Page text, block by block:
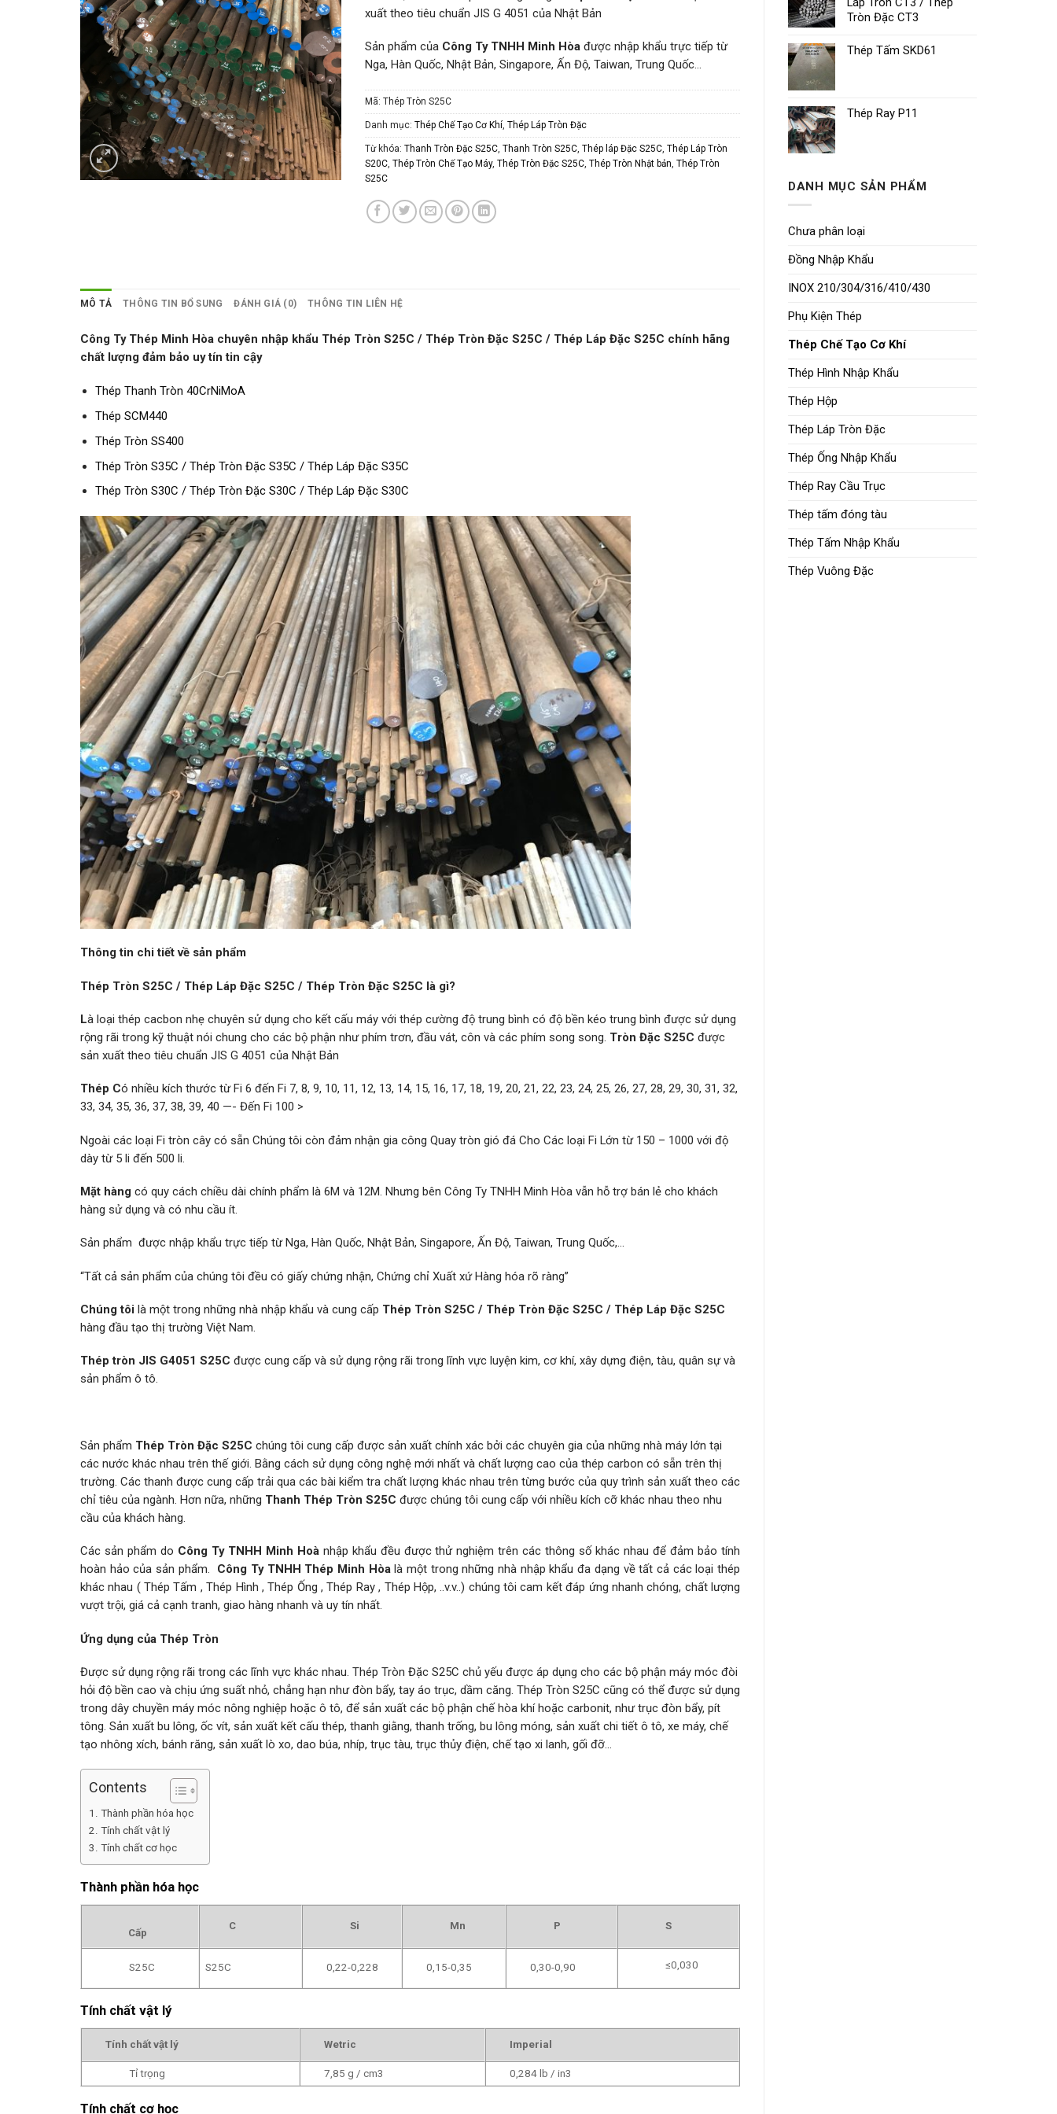
Tròn Đặc CT3
Thép Tấm SKD61
Thép Ray P11
DANH MỤC SẢN PHẨM
Chưa phân loại
Đồng Nhập Khẩu
INOX 210/304/316/410/430
Phụ Kiện Thép
Thép Chế Tạo Cơ Khí
Thép Hình Nhập Khẩu
Thép Hộp
Thép Láp Tròn Đặc
Thép Ống Nhập Khẩu
Thép Ray Cầu Trục
Thép tấm đóng tàu
Thép Tấm Nhập Khẩu
Thép Vuông Đặc
xuất theo tiêu chuẩn JIS G 4051 của Nhật Bản
Sản phẩm của Công Ty TNHH Minh Hòa được nhập khẩu trực tiếp từ
Nga, Hàn Quốc, Nhật Bản, Singapore, Ấn Độ, Taiwan, Trung Quốc…
Mã:Thép Tròn S25C
Danh mục:Thép Chế Tạo Cơ Khí ,Thép Láp Tròn Đặc
Từ khóa:Thanh Tròn Đặc S25C ,Thanh Tròn S25C ,Thép láp Đặc S25C ,Thép Láp Tròn
S20C ,Thép Tròn Chế Tạo Máy,Thép Tròn Đặc S25C ,Thép Tròn Nhật bản ,Thép Tròn
S25C
MÔ TẢ THÔNG TIN BỔ SUNG ĐÁNH GIÁ (0) THÔNG TIN LIÊN HỆ
Công Ty Thép Minh Hòa chuyên nhập khẩu Thép Tròn S25C / Thép Tròn Đặc S25C / Thép Láp Đặc S25C chính hãng
chất lượng đảm bảo uy tín tin cậy
Thép Thanh Tròn 40CrNiMoA
Thép SCM440
Thép Tròn SS400
Thép Tròn S35C / Thép Tròn Đặc S35C / Thép Láp Đặc S35C
Thép Tròn S30C / Thép Tròn Đặc S30C / Thép Láp Đặc S30C
Thông tin chi tiết về sản phẩm
Thép Tròn S25C / Thép Láp Đặc S25C / Thép Tròn Đặc S25C là gì?
Là loại thép cacbon nhẹ chuyên sử dụng cho kết cấu máy với thép cường độ trung bình có độ bền kéo trung bình được sử dụng
rộng rãi trong kỹ thuật nói chung cho các bộ phận như phím trơn, đầu vát, côn và các phím song song. Tròn Đặc S25C được
sản xuất theo tiêu chuẩn JIS G 4051 của Nhật Bản
Thép Có nhiều kích thước từ Fi 6 đến Fi 7, 8, 9, 10, 11, 12, 13, 14, 15, 16, 17, 18, 19, 20, 21, 22, 23, 24, 25, 26, 27, 28, 29, 30, 31, 32,
33, 34, 35, 36, 37, 38, 39, 40 —- Đến Fi 100 >
Ngoài các loại Fi tròn cây có sẵn Chúng tôi còn đảm nhận gia công Quay tròn gió đá Cho Các loại Fi Lớn từ 150 – 1000 với độ
dày từ 5 li đến 500 li.
Mặt hàng có quy cách chiều dài chính phẩm là 6M và 12M. Nhưng bên Công Ty TNHH Minh Hòa vẫn hỗ trợ bán lẻ cho khách
hàng sử dụng và có nhu cầu ít.
Sản phẩm được nhập khẩu trực tiếp từ Nga, Hàn Quốc, Nhật Bản, Singapore, Ấn Độ, Taiwan, Trung Quốc,…
“Tất cả sản phẩm của chúng tôi đều có giấy chứng nhận, Chứng chỉ Xuất xứ Hàng hóa rõ ràng”
Chúng tôi là một trong những nhà nhập khẩu và cung cấp Thép Tròn S25C / Thép Tròn Đặc S25C / Thép Láp Đặc S25C
hàng đầu tạo thị trường Việt Nam.
Thép tròn JIS G4051 S25C được cung cấp và sử dụng rộng rãi trong lĩnh vực luyện kim, cơ khí, xây dựng điện, tàu, quân sự và
sản phẩm ô tô.
Sản phẩm Thép Tròn Đặc S25C chúng tôi cung cấp được sản xuất chính xác bởi các chuyên gia của những nhà máy lớn tại
các nước khác nhau trên thế giới. Bằng cách sử dụng công nghệ mới nhất và chất lượng cao của thép carbon có sẵn trên thị
trường. Các thanh được cung cấp trải qua các bài kiểm tra chất lượng khác nhau trên từng bước của quy trình sản xuất theo các
chỉ tiêu của ngành. Hơn nữa, những Thanh Thép Tròn S25C được chúng tôi cung cấp với nhiều kích cỡ khác nhau theo nhu
cầu của khách hàng.
Các sản phẩm do Công Ty TNHH Minh Hoànhập khẩu đều được thử nghiệm trên các thông số khác nhau để đảm bảo tính
hoàn hảo của sản phẩm. Công Ty TNHH Thép Minh Hòalà một trong những nhà nhập khẩu đa dạng về tất cả các loại thép
khác nhau ( Thép Tấm , Thép Hình , Thép Ống , Thép Ray , Thép Hộp, ..v.v..) chúng tôi cam kết đáp ứng nhanh chóng, chất lượng
vượt trội, giá cả cạnh tranh, giao hàng nhanh và uy tín nhất.
Ứng dụng của Thép Tròn
Được sử dụng rộng rãi trong các lĩnh vực khác nhau. Thép Tròn Đặc S25C chủ yếu được áp dụng cho các bộ phận máy móc đòi
hỏi độ bền cao và chịu ứng suất nhỏ, chẳng hạn như đòn bẩy, tay áo trục, dầm căng. Thép Tròn S25C cũng có thể được sử dụng
trong dây chuyền máy móc nông nghiệp hoặc ô tô, để sản xuất các bộ phận chế hòa khí hoặc carbonit, như trục đòn bẩy, pít
tông. Sản xuất bu lông, ốc vít, sản xuất kết cấu thép, thanh giằng, thanh trống, bu lông móng, sản xuất chi tiết ô tô, xe máy, chế
tạo nhông xích, bánh răng, sản xuất lò xo, dao búa, nhíp, trục tàu, trục thủy điện, chế tạo xi lanh, gối đỡ…
Contents
Thành phần hóa học
Tính chất vật lý
Tính chất cơ học
Thành phần hóa học
Cấp
C Si Mn P S
S25C S25C 0,22-0,228 0,15-0,35 0,30-0,90 ≤0,030
Tính chất vật lý
Tính chất vật lý Wetric Imperial
Tỉ trọng 7,85 g / cm3 0,284 lb / in3
Tính chất cơ học